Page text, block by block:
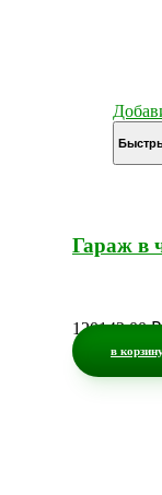
Гараж в
120142,00₽
в